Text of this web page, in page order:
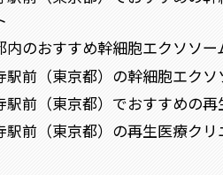
内のおすすめ幹細胞エクソソ
駅前（東京都）の幹細胞エク
駅前（東京都）でおすすめの
駅前（東京都）の再生医療クリ